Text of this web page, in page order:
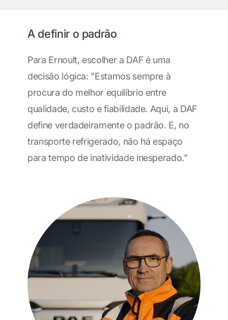
A definir o padrão
Para Ernoult, escolher a DAF é uma
decisão lógica: "Estamos sempre à
procura do melhor equilíbrio entre
qualidade, custo e fiabilidade. Aqui, a DAF
define verdadeiramente o padrão. E, no
transporte refrigerado, não há espaço
para tempo de inatividade inesperado."